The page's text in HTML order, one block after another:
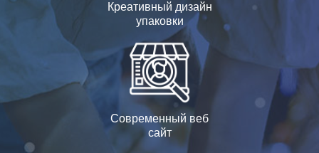
Креативный дизайн
упаковки
Современный веб
сайт